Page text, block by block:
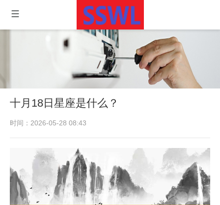
十月18日星座是什么？
时间：2026-05-28 08:43